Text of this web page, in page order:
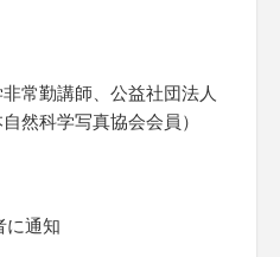
常勤講師、公益社団法人
然科学写真協会会員）
に通知